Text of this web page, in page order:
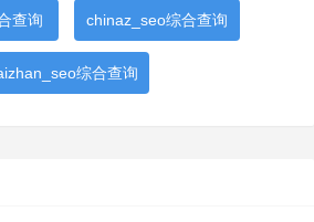
查询 chinaz_seo综合查询
综合查询